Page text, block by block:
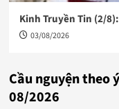
Kinh Truyền Tin (2/
03/08/2026
Cầu nguyện theo
08/2026